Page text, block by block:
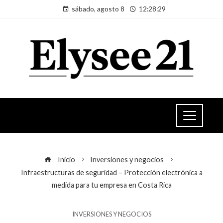
sábado, agosto 8 12:28:29
Inicio
Inversiones y negocios
Infraestructuras de seguridad – Protección electrónica a
medida para tu empresa en Costa Rica
INVERSIONES Y NEGOCIOS